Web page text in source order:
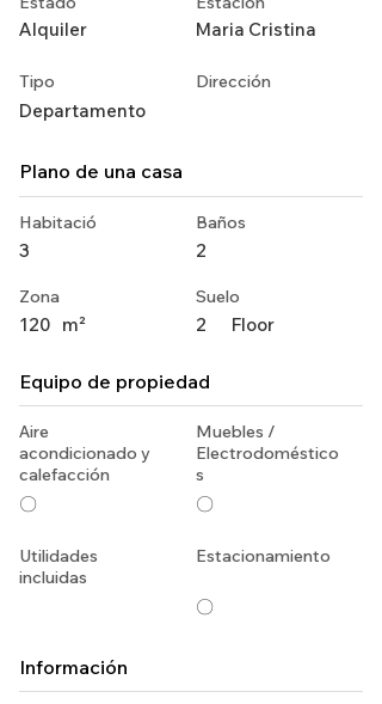
Alquiler Maria Cristina
Tipo
Departamento
Dirección
Plano de una casa
Habitació
3
Zona
120 m²
Baños
2
Suelo
2 Floor
Equipo de propiedad
Aire
acondicionado y
calefacción
〇
Muebles /
Electrodoméstico
s
〇
Utilidades
incluidas
Estacionamiento
〇
Información